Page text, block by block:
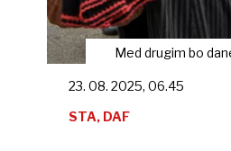
Med drugim bo
23. 08. 2025, 06.45
STA, DAF